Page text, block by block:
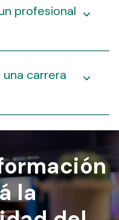
profesional
carrera
la